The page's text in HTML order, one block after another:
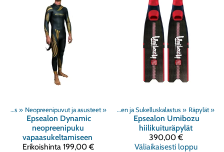
Vapaasukeltaminen ja Sukelluskalastus ‪» Neopreenipuvut ja asusteet ‪»
Epsealon Dynamic
neopreenipuku
vapaasukeltamiseen
Erikoishinta 199,00 €
‪»Snorklaus‪» Vapaasukeltaminen ja Sukelluskalastus ‪» Räpylät ‪»
Epsealon Umibozu
hiilikuituräpylät
390,00 €
Väliaikaisesti loppu